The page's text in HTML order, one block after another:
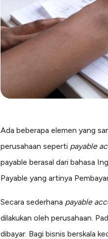
Ada beberapa elemen yang
perusahaan seperti payable
payable berasal dari bahasa
Payable yang artinya
Secara sederhana payable
dilakukan oleh perusahaan.
dibayar. Bagi bisnis berskala